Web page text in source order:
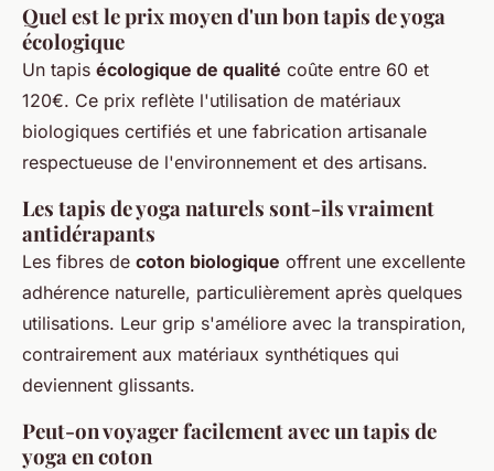
Quel est le prix moyen d'un bon tapis de yoga
écologique
Un tapis écologique de qualité coûte entre 60 et
120€. Ce prix reflète l'utilisation de matériaux
biologiques certifiés et une fabrication artisanale
respectueuse de l'environnement et des artisans.
Les tapis de yoga naturels sont-ils vraiment
antidérapants
Les fibres de coton biologique offrent une excellente
adhérence naturelle, particulièrement après quelques
utilisations. Leur grip s'améliore avec la transpiration,
contrairement aux matériaux synthétiques qui
deviennent glissants.
Peut-on voyager facilement avec un tapis de
yoga en coton